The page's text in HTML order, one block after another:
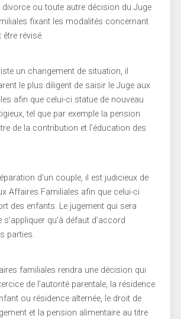
divorce ou toute autre décision du Juge
fixant les modalités concernant
être révisé.
un changement de situation, il
le plus diligent de saisir le Juge aux
afin que celui-ci statue de nouveau
tel que par exemple la pension
de la contribution et l’éducation des
d’un couple, il est judicieux de
Affaires Familiales afin que celui-ci
des enfants. Le jugement qui sera
s’appliquer qu’à défaut d’accord
parties.
familiales rendra une décision qui
de l’autorité parentale, la résidence
ou résidence alternée, le droit de
et la pension alimentaire au titre